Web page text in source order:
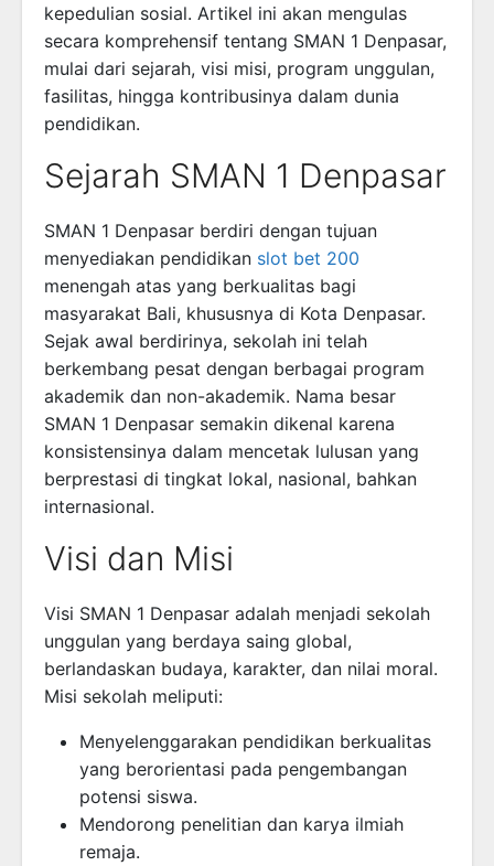
kepedulian sosial. Artikel ini akan mengulas
secara komprehensif tentang SMAN 1 Denpasar,
mulai dari sejarah, visi misi, program unggulan,
fasilitas, hingga kontribusinya dalam dunia
pendidikan.
Sejarah SMAN 1 Denpasar
SMAN 1 Denpasar berdiri dengan tujuan
menyediakan pendidikan slot bet 200
menengah atas yang berkualitas bagi
masyarakat Bali, khususnya di Kota Denpasar.
Sejak awal berdirinya, sekolah ini telah
berkembang pesat dengan berbagai program
akademik dan non-akademik. Nama besar
SMAN 1 Denpasar semakin dikenal karena
konsistensinya dalam mencetak lulusan yang
berprestasi di tingkat lokal, nasional, bahkan
internasional.
Visi dan Misi
Visi SMAN 1 Denpasar adalah menjadi sekolah
unggulan yang berdaya saing global,
berlandaskan budaya, karakter, dan nilai moral.
Misi sekolah meliputi:
Menyelenggarakan pendidikan berkualitas
yang berorientasi pada pengembangan
potensi siswa.
Mendorong penelitian dan karya ilmiah
remaja.